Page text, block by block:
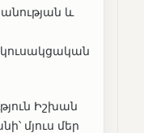
և
Իշխան
մյուս մեր